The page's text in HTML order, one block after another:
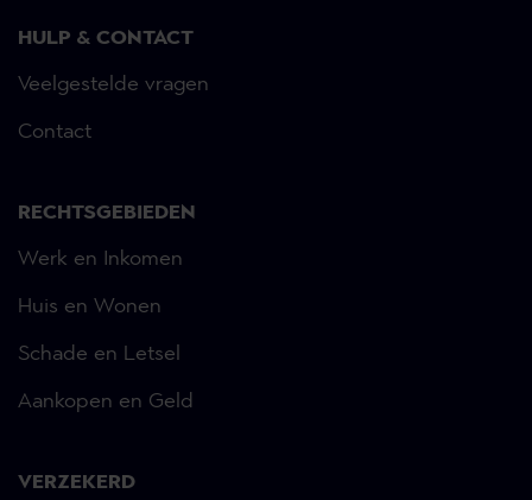
HULP & CONTACT
Veelgestelde vragen
Contact
RECHTSGEBIEDEN
Werk en Inkomen
Huis en Wonen
Schade en Letsel
Aankopen en Geld
VERZEKERD